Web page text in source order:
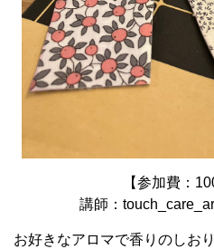
【参加費：
講師：
お好きなアロマで香りのしお